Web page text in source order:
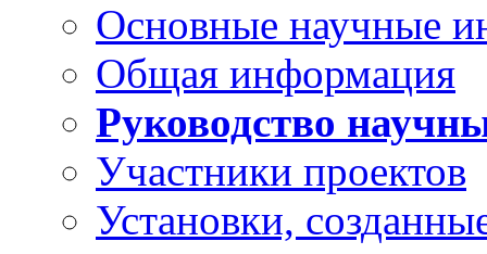
Основные научные
Общая информация
Руководство
Участники проектов
Установки,